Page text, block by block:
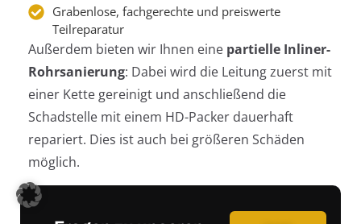
Grabenlose, fachgerechte und preiswerte
Teilreparatur
Außerdem bieten wir Ihnen eine partielle Inliner-
Rohrsanierung: Dabei wird die Leitung zuerst mit
einer Kette gereinigt und anschließend die
Schadstelle mit einem HD-Packer dauerhaft
repariert. Dies ist auch bei größeren Schäden
möglich.